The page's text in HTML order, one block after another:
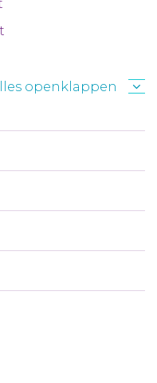
openklappen